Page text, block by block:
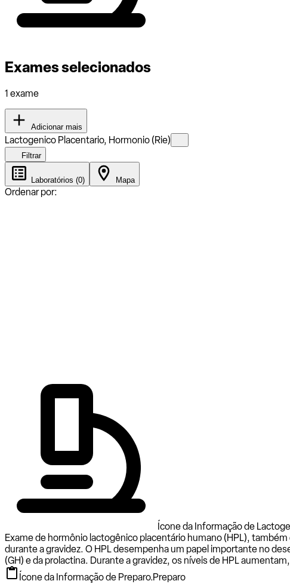
Exames selecionados
1 exame
Adicionar mais
Lactogenico Placentario, Hormonio (Rie)
Filtrar
Laboratórios (0) Mapa
Ordenar por:
Ícone da Informação de
Exame de hormônio lactogênico placentário humano (HPL),
durante a gravidez. O HPL desempenha um papel importante no
(GH) e da prolactina. Durante a gravidez, os níveis de HPL
Ícone da Informação de Preparo.Preparo